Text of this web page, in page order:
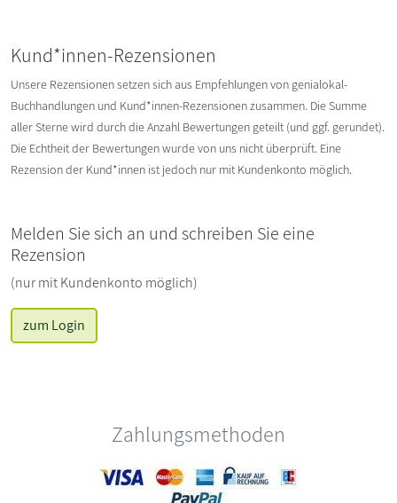
Kund*innen-Rezensionen
Unsere Rezensionen setzen sich aus Empfehlungen von genialokal-
Buchhandlungen und Kund*innen-Rezensionen zusammen. Die Summe
aller Sterne wird durch die Anzahl Bewertungen geteilt (und ggf. gerundet).
Die Echtheit der Bewertungen wurde von uns nicht überprüft. Eine
Rezension der Kund*innen ist jedoch nur mit Kundenkonto möglich.
Melden Sie sich an und schreiben Sie eine
Rezension
(nur mit Kundenkonto möglich)
zum Login
Zahlungsmethoden